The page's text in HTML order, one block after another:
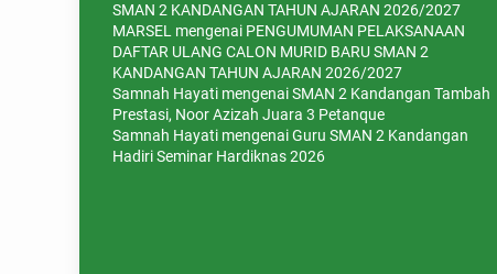
SMAN 2 KANDANGAN TAHUN AJARAN 2026/2027
MARSEL mengenai PENGUMUMAN PELAKSANAAN
DAFTAR ULANG CALON MURID BARU SMAN 2
KANDANGAN TAHUN AJARAN 2026/2027
Samnah Hayati mengenaiSMAN 2 Kandangan Tambah
Prestasi, Noor Azizah Juara 3 Petanque
Samnah Hayati mengenaiGuru SMAN 2 Kandangan
Hadiri Seminar Hardiknas 2026